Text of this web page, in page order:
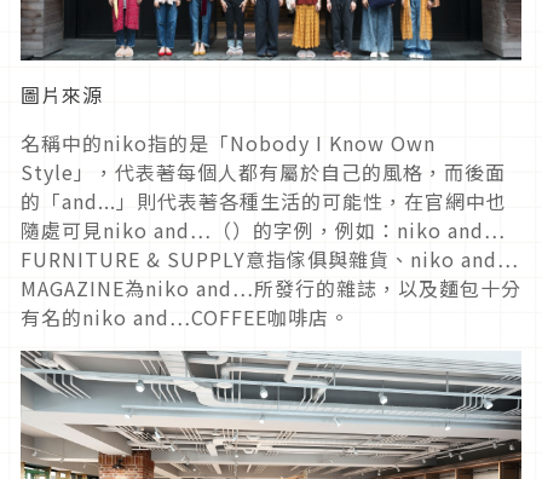
圖片來源
名稱中的niko指的是「Nobody I Know Own
Style」，代表著每個人都有屬於自己的風格，而後面
的「and...」則代表著各種生活的可能性，在官網中也
隨處可見niko and…（）的字例，例如：niko and…
FURNITURE & SUPPLY意指傢俱與雜貨、niko and…
MAGAZINE為niko and…所發行的雜誌，以及麵包十分
有名的niko and…COFFEE咖啡店。